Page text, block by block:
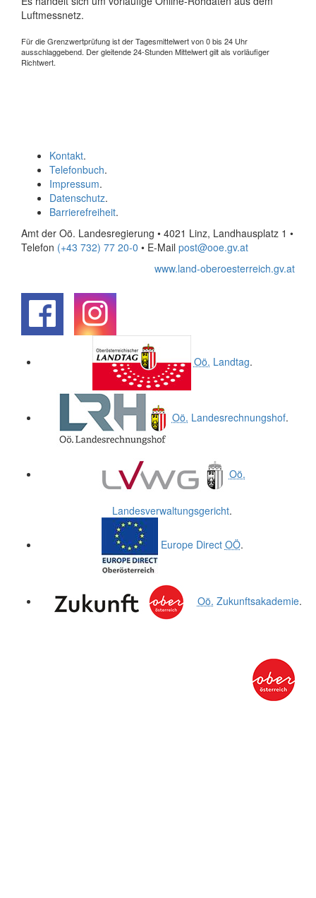
Luftmessnetz.
Für die Grenzwertprüfung ist der Tagesmittelwert von 0 bis 24 Uhr
ausschlaggebend. Der gleitende 24-Stunden Mittelwert gilt als vorläufiger
Richtwert.
Kontakt.
Telefonbuch.
Impressum.
Datenschutz.
Barrierefreiheit.
Amt der Oö. Landesregierung • 4021 Linz, Landhausplatz 1 •
Telefon (+43 732) 77 20-0 • E-Mail post@ooe.gv.at
www.land-oberoesterreich.gv.at
Oö. Landtag.
Oö. Landesrechnungshof.
Oö.
Landesverwaltungsgericht.
Europe Direct OÖ.
Oö. Zukunftsakademie.